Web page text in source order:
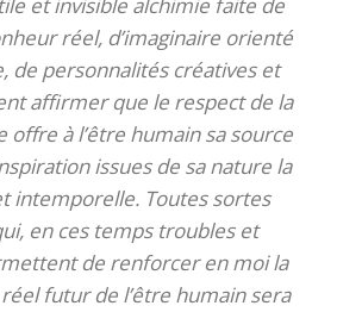
réel, d’imaginaire orienté
de personnalités créatives et
affirmer que le respect de la
offre à l’être humain sa source
issues de sa nature la
intemporelle. Toutes sortes
en ces temps troubles et
de renforcer en moi la
futur de l’être humain sera